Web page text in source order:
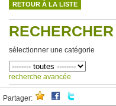
RETOUR À LA LISTE
sélectionner une catégorie
recherche avancée
Partager: